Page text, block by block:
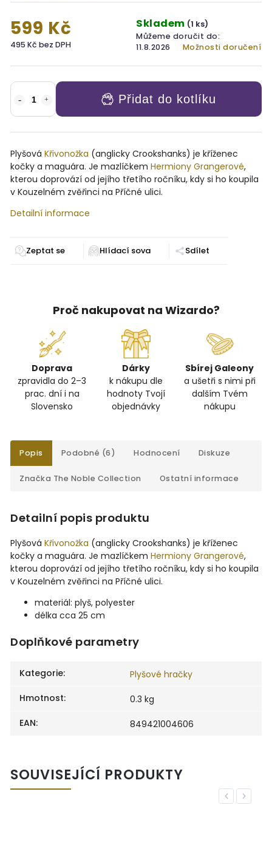
599 Kč
495 Kč bez DPH
Skladem (1 ks)
Můžeme doručit do:
11.8.2026
Možnosti doručení
Přidat do kotlíku
Plyšová Křivonožka (anglicky Crookshanks) je kříženec
kočky a maguára. Je mazlíčkem Hermiony Grangerové,
kterou doprovází od jejího třetího ročníku, kdy si ho koupila
v Kouzelném zvěřinci na Příčné ulici.
Detailní informace
Zeptat se Sdílet
Proč nakupovat na Wizardo?
Doprava
zpravidla do 2–3
prac. dní i na
Slovensko
Dárky
k nákupu dle
hodnoty Tvojí
objednávky
Sbírej Galeony
a ušetři s nimi při
dalším Tvém
nákupu
Popis Podobné (6) Hodnocení Diskuze
Značka The Noble Collection Ostatní informace
Detailní popis produktu
Plyšová Křivonožka (anglicky Crookshanks) je kříženec
kočky a maguára. Je mazlíčkem Hermiony Grangerové,
kterou doprovází od jejího třetího ročníku, kdy si ho koupila
v Kouzelném zvěřinci na Příčné ulici.
materiál: plyš, polyester
délka cca 25 cm
Doplňkové parametry
Kategorie:
Plyšové hračky
Hmotnost:
0.3 kg
EAN: 849421004606
SOUVISEJÍCÍ PRODUKTY
Previous
Next